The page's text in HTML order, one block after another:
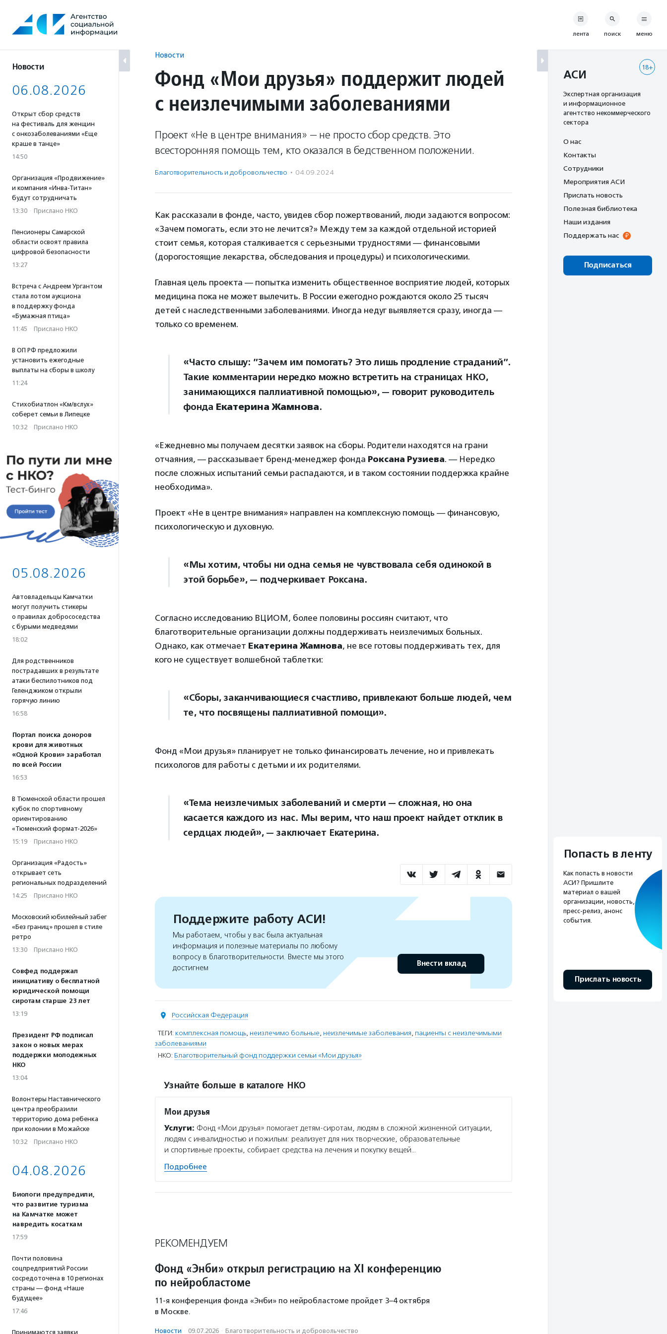
содержанию
Новости
06.08.2026
Открыт сбор средств
на фестиваль для женщин
с онкозаболеваниями «Еще
краше в танце»
14:50
Организация «Продвижение»
и компания «Инва-Титан»
будут сотрудничать
13:30 · Прислано НКО
Пенсионеры Самарской
области освоят правила
цифровой безопасности
13:27
Встреча с Андреем Ургантом
стала лотом аукциона
в поддержку фонда
«Бумажная птица»
11:45 · Прислано НКО
В ОП РФ предложили
установить ежегодные
выплаты на сборы в школу
11:24
Стихобиатлон «Км/вслух»
соберет семьи в Липецке
10:32 · Прислано НКО
05.08.2026
Автовладельцы Камчатки
могут получить стикеры
о правилах добрососедства
с бурыми медведями
18:02
Для родственников
пострадавших в результате
атаки беспилотников под
Геленджиком открыли
горячую линию
16:58
Портал поиска доноров
крови для животных
«Одной Крови» заработал
по всей России
16:53
В Тюменской области прошел
кубок по спортивному
ориентированию
«Тюменский формат-2026»
15:19 · Прислано НКО
Организация «Радость»
открывает сеть
региональных подразделений
14:25 · Прислано НКО
Московский юбилейный забег
«Без границ» прошел в стиле
ретро
13:30 · Прислано НКО
Совфед поддержал
инициативу о бесплатной
юридической помощи
сиротам старше 23 лет
13:19
Президент РФ подписал
закон о новых мерах
поддержки молодежных
НКО
13:04
Волонтеры Наставнического
центра преобразили
территорию дома ребенка
при колонии в Можайске
10:32 · Прислано НКО
04.08.2026
Биологи предупредили,
что развитие туризма
на Камчатке может
навредить косаткам
17:59
Почти половина
соцпредприятий России
сосредоточена в 10 регионах
страны — фонд «Наше
будущее»
17:46
Принимаются заявки
Новости
Фонд «Мои друзья» поддержит людей
с неизлечимыми заболеваниями
Проект «Не в центре внимания» — не просто сбор средств. Это
всесторонняя помощь тем, кто оказался в бедственном положении.
Благотвори­тель­ность и доброволь­чест­во · 04.09.2024
Как рассказали в фонде, часто, увидев сбор пожертвований, люди задаются вопросом:
«Зачем помогать, если это не лечится?» Между тем за каждой отдельной историей
стоит семья, которая сталкивается с серьезными трудностями — финансовыми
(дорогостоящие лекарства, обследования и процедуры) и психологическими.
Главная цель проекта — попытка изменить общественное восприятие людей, которых
медицина пока не может вылечить. В России ежегодно рождаются около 25 тысяч
детей с наследственными заболеваниями. Иногда недуг выявляется сразу, иногда —
только со временем.
«Часто слышу: ”Зачем им помогать? Это лишь продление страданий”.
Такие комментарии нередко можно встретить на страницах НКО,
занимающихся паллиативной помощью», — говорит руководитель
фонда Екатерина Жамнова.
«Ежедневно мы получаем десятки заявок на сборы. Родители находятся на грани
отчаяния, — рассказывает бренд-менеджер фонда Роксана Рузиева. — Нередко
после сложных испытаний семьи распадаются, и в таком состоянии поддержка крайне
необходима».
Проект «Не в центре внимания» направлен на комплексную помощь — финансовую,
психологическую и духовную.
«Мы хотим, чтобы ни одна семья не чувствовала себя одинокой в
этой борьбе», — подчеркивает Роксана.
Согласно исследованию ВЦИОМ, более половины россиян считают, что
благотворительные организации должны поддерживать неизлечимых больных.
Однако, как отмечает Екатерина Жамнова, не все готовы поддерживать тех, для
кого не существует волшебной таблетки:
«Сборы, заканчивающиеся счастливо, привлекают больше людей, чем
те, что посвящены паллиативной помощи».
Фонд «Мои друзья» планирует не только финансировать лечение, но и привлекать
психологов для работы с детьми и их родителями.
«Тема неизлечимых заболеваний и смерти — сложная, но она
касается каждого из нас. Мы верим, что наш проект найдет отклик в
сердцах людей», — заключает Екатерина.
Поддержите работу АСИ!
Мы работаем, чтобы у вас была актуальная
информация и полезные материалы по любому
вопросу в благотворительности. Вместе мы этого
достигнем
Внести вклад
Российская Федерация
ТЕГИ: комплексная помощь, неизлечимо больные, неизлечимые заболевания, пациенты с неизлечимыми
заболеваниями
НКО: Благотворительный фонд поддержки семьи «Мои друзья»
Узнайте больше в каталоге НКО
Мои друзья
Услуги: Фонд «Мои друзья» помогает детям-сиротам, людям в сложной жизненной ситуации,
людям с инвалидностью и пожилым: реализует для них творческие, образовательные
и спортивные проекты, собирает средства на лечения и покупку вещей…
Подробнее
РЕКОМЕНДУЕМ
Фонд «Энби» открыл регистрацию на XI конференцию
по нейробластоме
11-я конференция фонда «Энби» по нейробластоме пройдет 3–4 октября
в Москве.
Новости · 09.07.2026 · Благотвори­тель­ность и доброволь­чест­во
лента поиск меню
18+
АСИ
Экспертная организация
и информационное
агентство некоммерческого
сектора
О нас
Контакты
Сотрудники
Мероприятия АСИ
Прислать новость
Полезная библиотека
Наши издания
Поддержать нас
Подписаться
Попасть в ленту
Как попасть в новости
АСИ? Пришлите
материал о вашей
организации, новость,
пресс-релиз, анонс
события.
Прислать новость